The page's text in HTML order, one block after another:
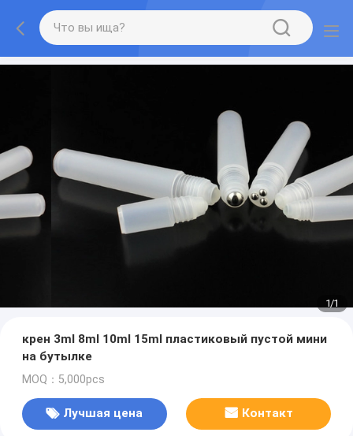
1/1
крен 3ml 8ml 10ml 15ml пластиковый пустой мини
на бутылке
MOQ：5,000pcs
Лучшая цена Контакт